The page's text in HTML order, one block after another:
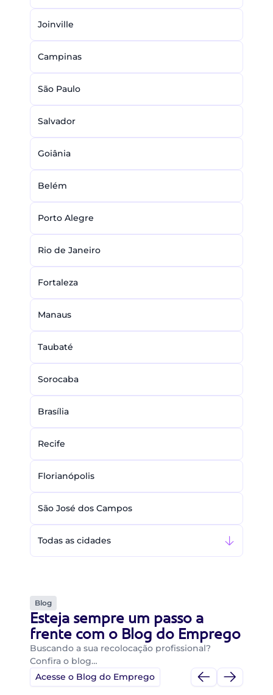
Joinville
Campinas
São Paulo
Salvador
Goiânia
Belém
Porto Alegre
Rio de Janeiro
Fortaleza
Manaus
Taubaté
Sorocaba
Brasília
Recife
Florianópolis
São José dos Campos
Todas as cidades
Blog
Esteja sempre um passo a
frente com o Blog do Emprego
Buscando a sua recolocação profissional?
Confira o blog…
Acesse o Blog do Emprego